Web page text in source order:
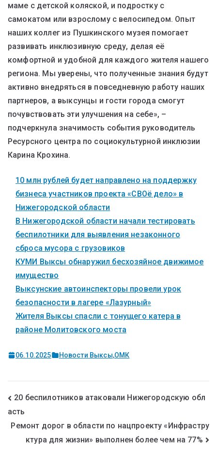
маме с детской коляской, и подростку с
самокатом или взрослому с велосипедом. Опыт
наших коллег из Пушкинского музея помогает
развивать инклюзивную среду, делая её
комфортной и удобной для каждого жителя нашего
региона. Мы уверены, что полученные знания будут
активно внедряться в повседневную работу наших
партнеров, а выксунцы и гости города смогут
почувствовать эти улучшения на себе», –
подчеркнула значимость события руководитель
Ресурсного центра по социокультурной инклюзии
Карина Крохина.
10 млн рублей будет направлено на поддержку
бизнеса участников проекта «СВОё дело» в
Нижегородской области
В Нижегородской области начали тестировать
беспилотники для выявления незаконного
сброса мусора с грузовиков
КУМИ Выксы обнаружил бесхозяйное движимое
имущество
Выксунские автоинспекторы провели урок
безопасности в лагере «Лазурный»
Жителя Выксы спасли с тонущего катера в
районе Молитовского моста
06.10.2025 Новости Выксы,ОМК
20 беспилотников атаковали Нижегородскую обл
асть
Ремонт дорог в области по нацпроекту «Инфрастру
ктура для жизни» выполнен более чем на 77%